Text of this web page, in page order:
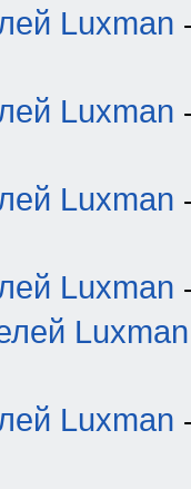
Luxman
Luxman
Luxman
Luxman
Luxman
Luxman